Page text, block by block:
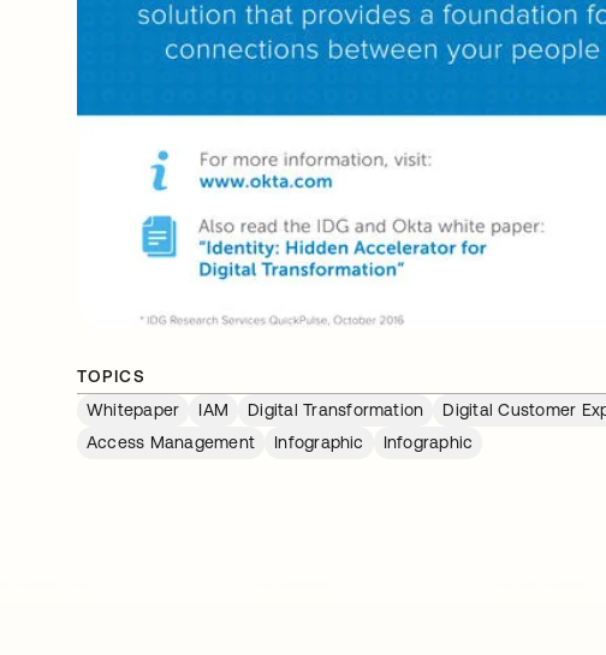
TOPICS
Whitepaper
IAM Digital Transformation Digital Customer
Access Management
Infographic Infographic